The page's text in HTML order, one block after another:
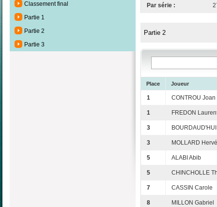
Classement final
Partie 1
Partie 2
Partie 3
Par série :
Partie 2
Place Joueur
1 CONTROU Joan
1 FREDON
3
3 MOLLARD Hervé
5 ALABI Abib
5 CHINCHOLLE
7 CASSIN Carole
8 MILLON Gabriel